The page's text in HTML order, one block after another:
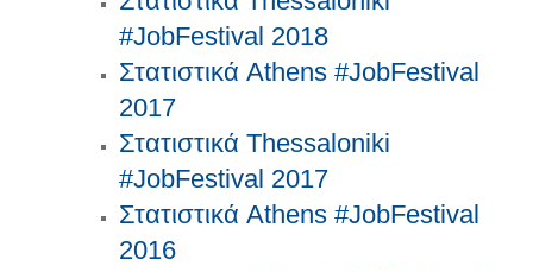
#JobFestival 2018
Στατιστικά Athens #JobFestival
2017
Στατιστικά Thessaloniki
#JobFestival 2017
Στατιστικά Athens #JobFestival
2016